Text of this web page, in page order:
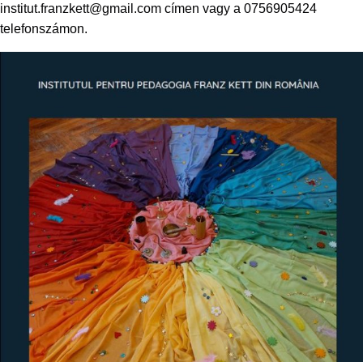
institut.franzkett@gmail.com címen vagy a 0756905424
telefonszámon.